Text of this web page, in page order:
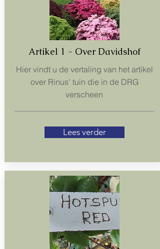
Artikel 1 - Over Davidshof
Hier vindt u de vertaling van het artikel
over Rinus' tuin die in de DRG
verscheen
Lees verder